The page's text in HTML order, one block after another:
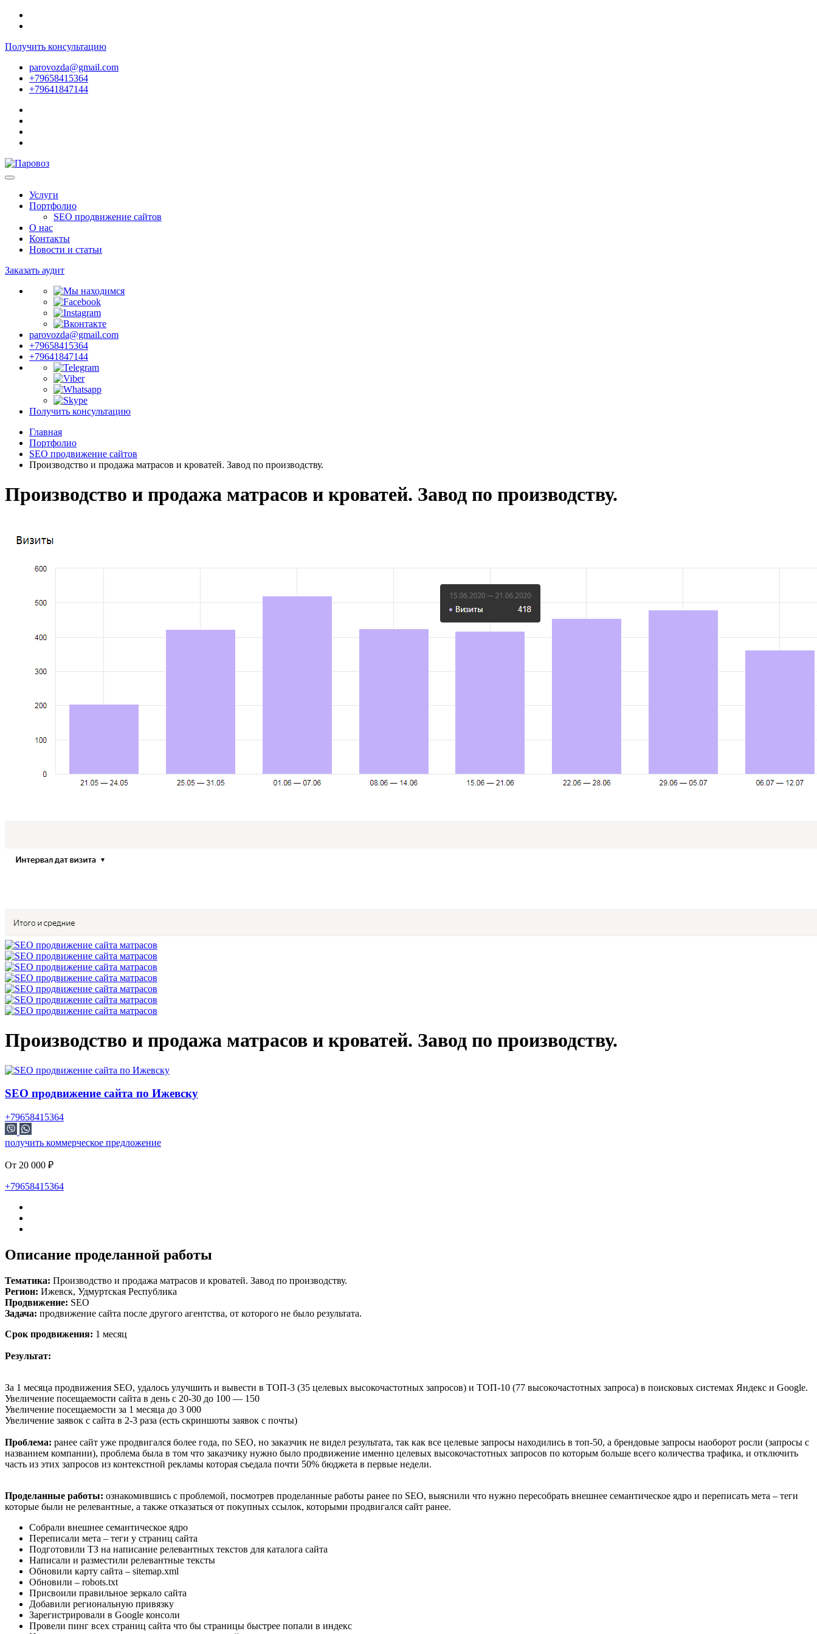
Получить консультацию
parovozda@gmail.com
+79658415364
+79641847144
Услуги
Портфолио
SEO продвижение сайтов
О нас
Контакты
Новости и статьи
Заказать аудит
parovozda@gmail.com
+79658415364
+79641847144
Получить консультацию
Главная
Портфолио
SEO продвижение сайтов
Производство и продажа матрасов и кроватей. Завод по производству.
Производство и продажа матрасов и кроватей. Завод по производству.
Производство и продажа матрасов и кроватей. Завод по производству.
SEO продвижение сайта по Ижевску
+79658415364
получить коммерческое предложение
От 20 000 ₽
+79658415364
Описание проделанной работы
Тематика: Производство и продажа матрасов и кроватей. Завод по производству.
Регион: Ижевск, Удмуртская Республика
Продвижение: SEO
Задача: продвижение сайта после другого агентства, от которого не было результата.
Срок продвижения: 1 месяц
Результат:
За 1 месяца продвижения SEO, удалось улучшить и вывести в ТОП-3 (35 целевых высокочастотных запросов) и ТОП-10 (77 высокочастотных запроса) в поисковых системах Яндекс и Google.
Увеличение посещаемости сайта в день с 20-30 до 100 — 150
Увеличение посещаемости за 1 месяца до 3 000
Увеличение заявок с сайта в 2-3 раза (есть скриншоты заявок с почты)
Проблема: ранее сайт уже продвигался более года, по SEO, но заказчик не видел результата, так как все целевые запросы находились в топ-50, а брендовые запросы наоборот росли (запросы с
названием компании), проблема была в том что заказчику нужно было продвижение именно целевых высокочастотных запросов по которым больше всего количества трафика, и отключить
часть из этих запросов из контекстной рекламы которая съедала почти 50% бюджета в первые недели.
Проделанные работы: ознакомившись с проблемой, посмотрев проделанные работы ранее по SEO, выяснили что нужно пересобрать внешнее семантическое ядро и переписать мета – теги
которые были не релевантные, а также отказаться от покупных ссылок, которыми продвигался сайт ранее.
Собрали внешнее семантическое ядро
Переписали мета – теги у страниц сайта
Подготовили ТЗ на написание релевантных текстов для каталога сайта
Написали и разместили релевантные тексты
Обновили карту сайта – sitemap.xml
Обновили – robots.txt
Присвоили правильное зеркало сайта
Добавили региональную привязку
Зарегистрировали в Google консоли
Провели пинг всех страниц сайта что бы страницы быстрее попали в индекс